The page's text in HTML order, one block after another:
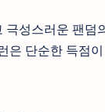
성스러운 팬
은 단순한 득점